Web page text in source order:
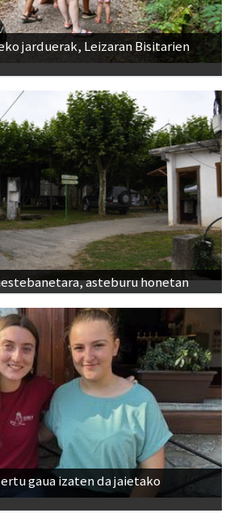
jarduerak, Leizaran Bisitarien
asteburu honetan
gaua izaten da jaietako